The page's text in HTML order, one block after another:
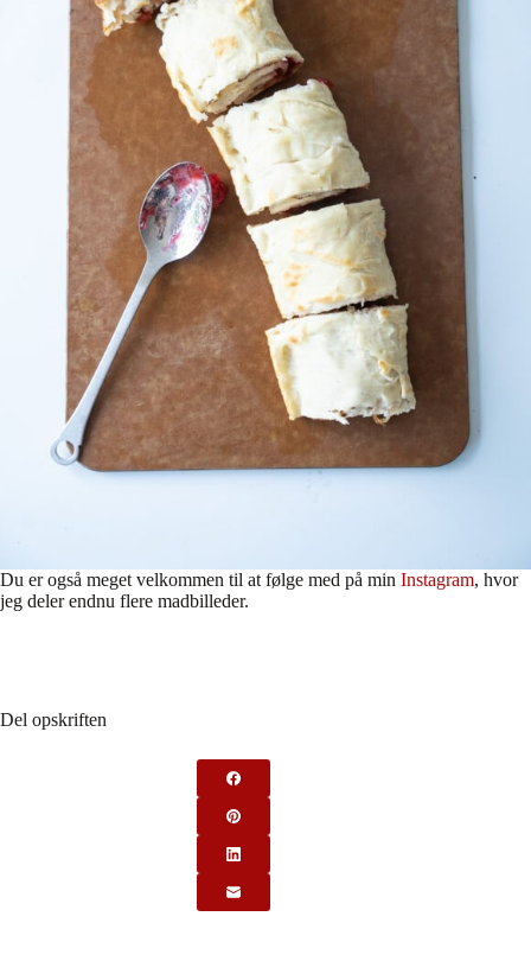
Du er også meget velkommen til at følge med på min Instagram, hvor
jeg deler endnu flere madbilleder.
Del opskriften